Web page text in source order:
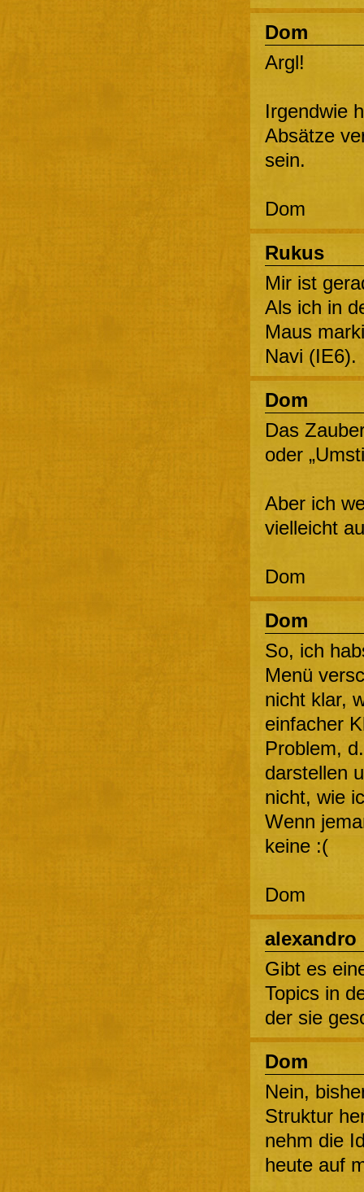
Dom
Argl!
Irgendwie
Absätze
sein.
Dom
Rukus
Mir ist
Als ich in
Maus
Navi (IE6).
Dom
Das
oder
Aber ich
vielleicht
Dom
Dom
So, ich
Menü
nicht klar,
einfacher
Problem,
darstellen
nicht, wie
Wenn
keine :(
Dom
alexandro
Gibt es
Topics in
der sie
Dom
Nein,
Struktur
nehm die
heute auf